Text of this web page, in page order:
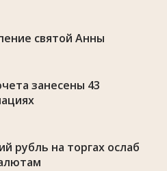
святой Анны
занесены 43
рубль на торгах ослаб